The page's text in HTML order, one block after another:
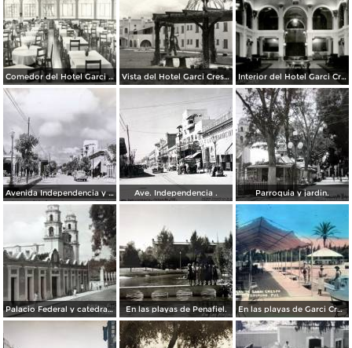
Comedor del Hotel Garci Crespo Vista del Hotel Garci Crespo Interior del Hotel Garci Crespo
Avenida Independencia y Parque Juarez. ( Circulada el 23 de Enero de 1940 ). Ave. Independencia . Parroquia y jardin.
Palacio Federal y catedral ( Circulada el 23 de Marzo de 1938 ). En las playas de Penafiel. En las playas de Garci Crespo.